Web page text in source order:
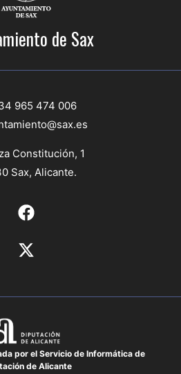
de Sax
965 474 006
Constitución, 1
Sax, Alicante.
por el Servicio de Informática de
de Alicante